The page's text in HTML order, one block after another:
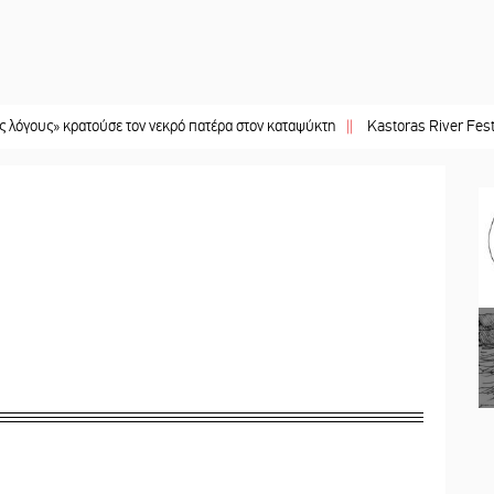
τον νεκρό πατέρα στον καταψύκτη || Kastoras River Festival 2026: